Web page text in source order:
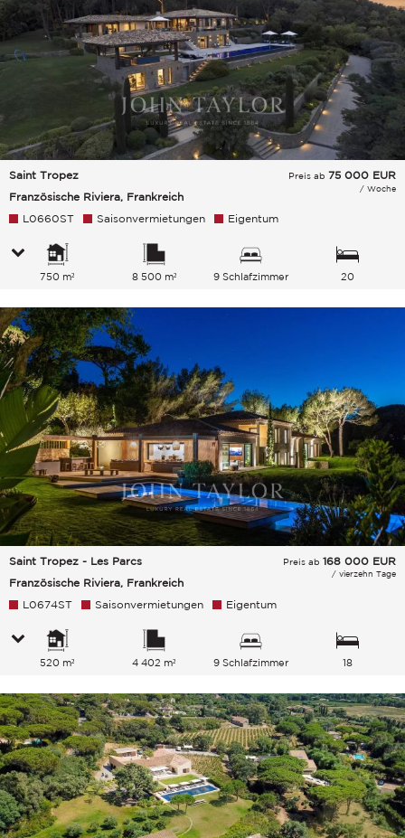
Saint Tropez
Französische Riviera, Frankreich
Preis ab 75 000 EUR
/ Woche
L0660ST Saisonvermietungen Eigentum
750 m² 8 500 m² 9 Schlafzimmer
20
Saint Tropez - Les Parcs
Französische Riviera, Frankreich
Preis ab 168 000 EUR
/ vierzehn Tage
L0674ST Saisonvermietungen Eigentum
520 m² 4 402 m² 9 Schlafzimmer
18